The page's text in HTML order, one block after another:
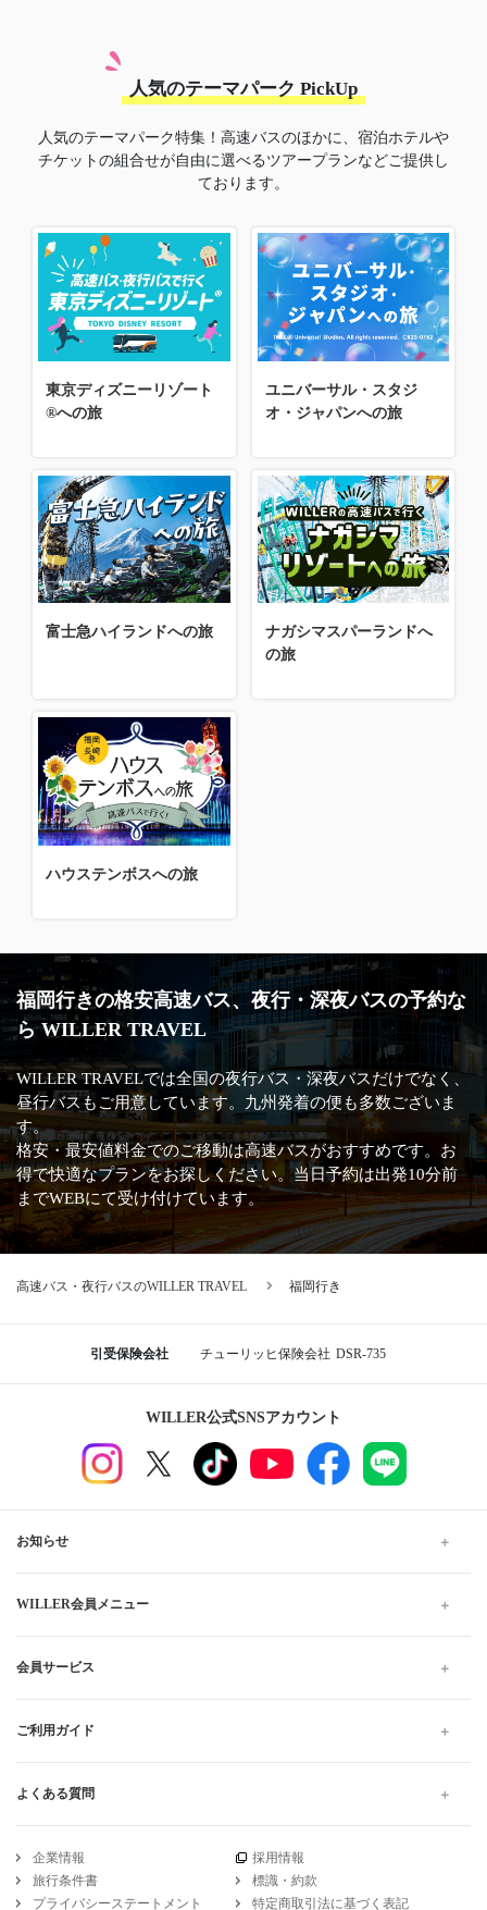
人気のテーマパーク PickUp
人気のテーマパーク特集！高速バスのほかに、宿泊ホテルや
チケットの組合せが自由に選べるツアープランなどご提供し
ております。
東京ディズニーリゾート
®への旅
ユニバーサル・スタジ
オ・ジャパンへの旅
富士急ハイランドへの旅
ナガシマスパーランドへ
の旅
ハウステンボスへの旅
福岡行きの格安高速バス、夜行・深夜バスの予約な
ら WILLER TRAVEL
WILLER TRAVELでは全国の夜行バス・深夜バスだけでなく、
昼行バスもご用意しています。九州発着の便も多数ございま
す。
格安・最安値料金でのご移動は高速バスがおすすめです。お
得で快適なプランをお探しください。当日予約は出発10分前
までWEBにて受け付けています。
高速バス・夜行バスのWILLER TRAVEL 福岡行き
引受保険会社 チューリッヒ保険会社 DSR-735
WILLER公式SNSアカウント
お知らせ
WILLER会員メニュー
会員サービス
ご利用ガイド
よくある質問
企業情報
採用情報
旅行条件書
標識・約款
プライバシーステートメント
特定商取引法に基づく表記